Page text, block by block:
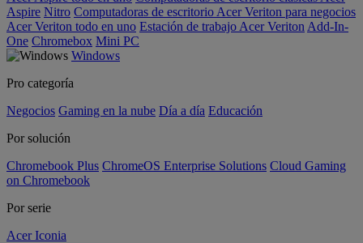
Aspire Nitro Computadoras de escritorio Acer Veriton para negocios
Acer Veriton todo en uno Estación de trabajo Acer Veriton Add-In-
One Chromebox Mini PC
Windows
Pro categoría
Negocios Gaming en la nube Día a día Educación
Por solución
Chromebook Plus ChromeOS Enterprise Solutions Cloud Gaming
on Chromebook
Por serie
Acer Iconia